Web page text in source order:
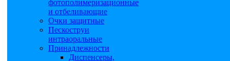
фотополимеризационные
и отбеливающие
Очки защитные
Пескоструи
интраоральные
Принадлежности
Диспенсеры,